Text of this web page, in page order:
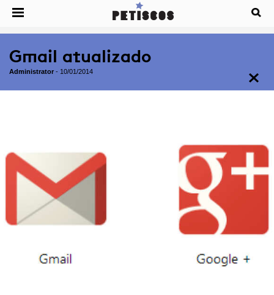
Gmail atualizado
Administrator - 10/01/2014